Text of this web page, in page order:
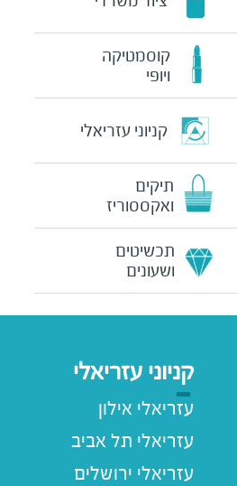
קוסמטיקה
ויופי
קניוני עזריאלי
תיקים
ואקססוריז
תכשיטים
ושעונים
קניוני עזריאלי
עזריאלי אילון
עזריאלי תל אביב
עזריאלי ירושלים